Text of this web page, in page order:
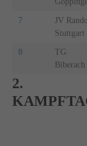
7
JV
Stuttgart
8
TG
Biberach
2.